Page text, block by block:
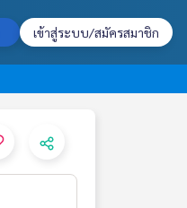
เข้าสู่ระบบ/สมัครสมาชิก